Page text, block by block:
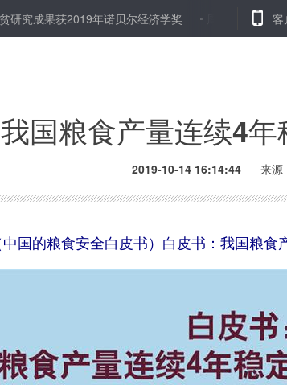
果获2019年诺贝尔经济学奖 周龙叶小纲委约客
国粮食产量连续4
2019-10-14 16:14:44 来源
国的粮食安全白皮书）白皮书：我国粮食